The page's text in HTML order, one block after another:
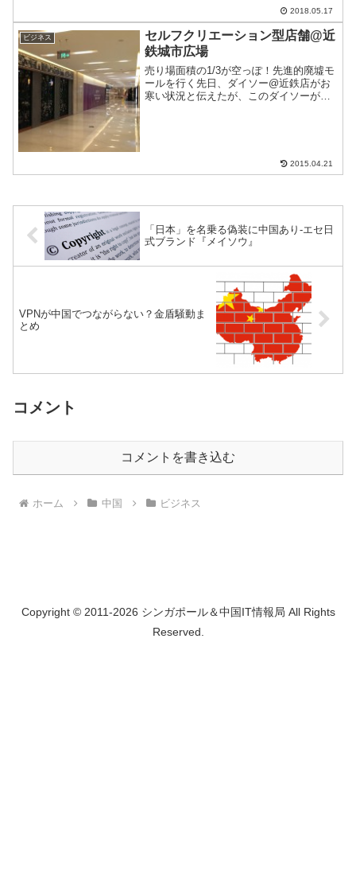
乱暴された上、殺害されたというもので
ある。が、本当に注目したいのは、流行
のC2Cサービスにある限界ではないだろ
うか。ゴシップネタ化...
2018.05.17
ビジネス
セルフクリエーション型店舗@近
鉄城市広場
売り場面積の1/3が空っぽ！先進的廃墟モ
ールを行く先日、ダイソー@近鉄店がお
寒い状況と伝えたが、このダイソーが入
2015.04.21
「日本」を名乗る偽装に中国あり-エセ日
式ブランド『メイソウ』
VPNが中国でつながらない？金盾騒動ま
とめ
コメント
コメントを書き込む
ホーム 中国 ビジネス
Copyright © 2011-2026 シンガポール＆中国IT情報局 All Rights
Reserved.